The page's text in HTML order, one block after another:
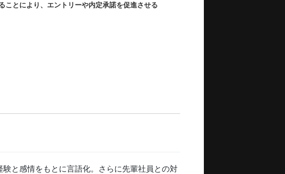
ことにより、エントリーや内定承諾を促進させる
と感情をもとに言語化。さらに先輩社員との対